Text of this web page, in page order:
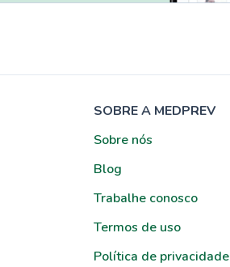
SOBRE A MEDPREV
Sobre nós
Blog
Trabalhe conosco
Termos de uso
Política de privacidade